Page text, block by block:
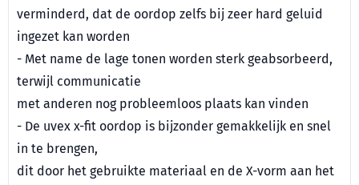
verminderd, dat de oordop zelfs bij zeer hard geluid
ingezet kan worden
- Met name de lage tonen worden sterk geabsorbeerd,
terwijl communicatie
met anderen nog probleemloos plaats kan vinden
- De uvex x-fit oordop is bijzonder gemakkelijk en snel
in te brengen,
dit door het gebruikte materiaal en de X-vorm aan het